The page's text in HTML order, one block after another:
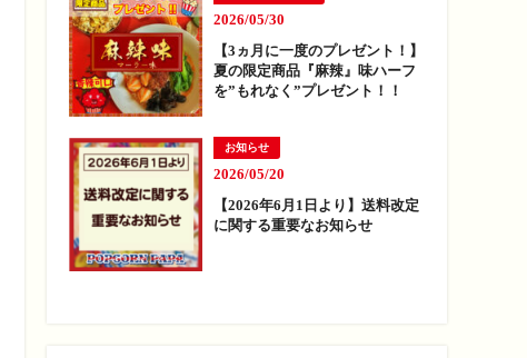
2026/05/30
【3ヵ月に一度のプレゼント！】
夏の限定商品『麻辣』味ハーフ
を”もれなく”プレゼント！！
お知らせ
2026/05/20
【2026年6月1日より】送料改定
に関する重要なお知らせ